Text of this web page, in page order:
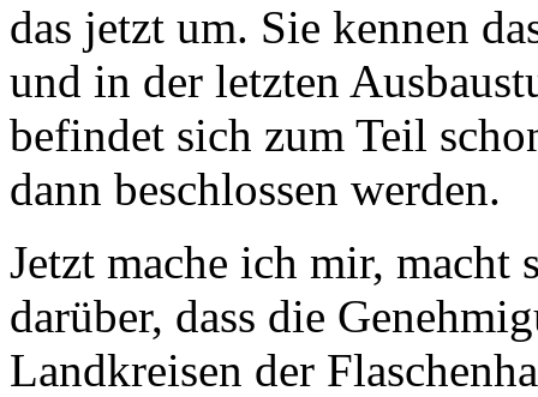
das jetzt um. Sie kennen
und in der letzten
befindet sich zum Teil
dann beschlossen werden.
Jetzt mache ich mir, macht
darüber, dass die
Landkreisen der